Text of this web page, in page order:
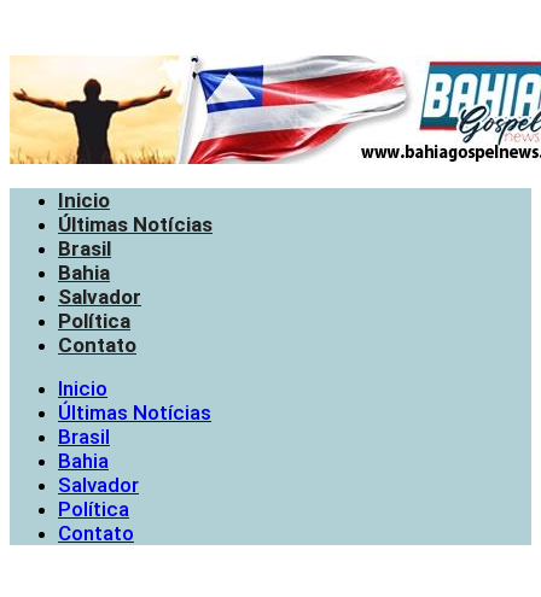
Inicio
Últimas Notícias
Brasil
Bahia
Salvador
Política
Contato
Inicio
Últimas Notícias
Brasil
Bahia
Salvador
Política
Contato